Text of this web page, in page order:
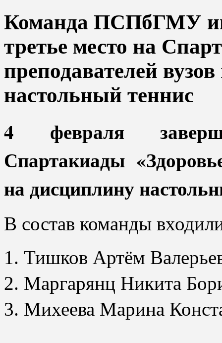
Команда ПСПбГМУ
третье место на
преподавателей
настольный теннис
4 февраля
Спартакиады
на дисциплину
В состав команды
Тишков Артём
Маргарянц Никита
⁠Михеева Марина